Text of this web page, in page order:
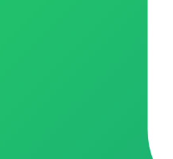
relacionadas ao mundo